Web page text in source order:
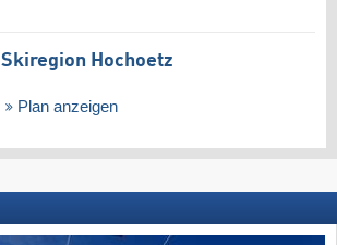
Skiregion Hochoetz
Plan anzeigen